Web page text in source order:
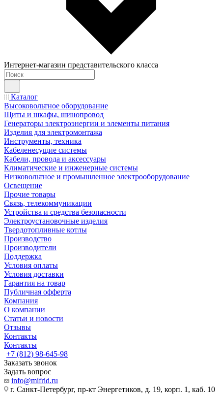
Интернет-магазин представительского класса
Каталог
Высоковольтное оборудование
Щиты и шкафы, шинопровод
Генераторы электроэнергии и элементы питания
Изделия для электромонтажа
Инструменты, техника
Кабеленесущие системы
Кабели, провода и аксессуары
Климатические и инженерные системы
Низковольтное и промышленное электрооборудование
Освещение
Прочие товары
Связь, телекоммуникации
Устройства и средства безопасности
Электроустановочные изделия
Твердотопливные котлы
Производство
Производители
Поддержка
Условия оплаты
Условия доставки
Гарантия на товар
Публичная офферта
Компания
О компании
Статьи и новости
Отзывы
Контакты
Контакты
+7 (812) 98-645-98
Заказать звонок
Задать вопрос
info@mifrid.ru
г. Санкт-Петербург, пр-кт Энергетиков, д. 19, корп. 1, каб. 10